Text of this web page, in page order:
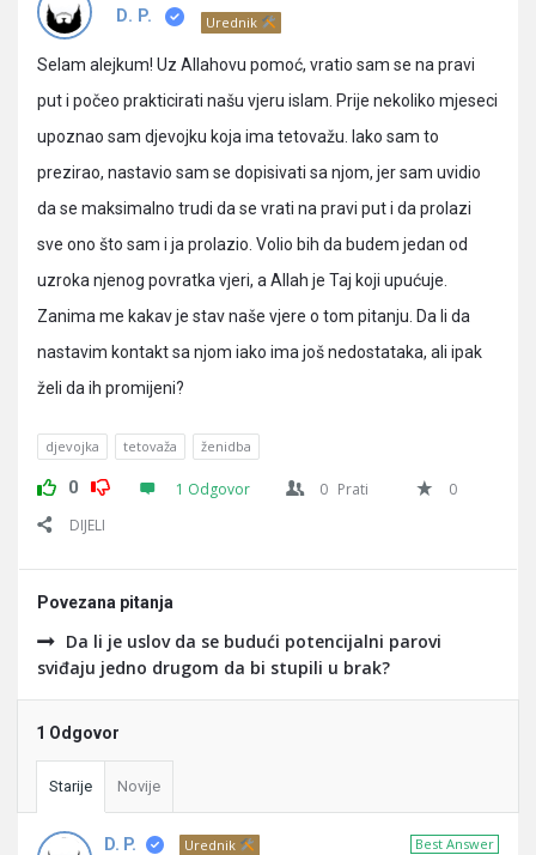
Pitanja
D. P. Urednik
Selam alejkum! Uz Allahovu pomoć, vratio sam se na pravi
put i počeo prakticirati našu vjeru islam. Prije nekoliko mjeseci
upoznao sam djevojku koja ima tetovažu. Iako sam to
prezirao, nastavio sam se dopisivati sa njom, jer sam uvidio
da se maksimalno trudi da se vrati na pravi put i da prolazi
sve ono što sam i ja prolazio. Volio bih da budem jedan od
uzroka njenog povratka vjeri, a Allah je Taj koji upućuje.
Zanima me kakav je stav naše vjere o tom pitanju. Da li da
nastavim kontakt sa njom iako ima još nedostataka, ali ipak
želi da ih promijeni?
djevojka tetovaža ženidba
0 1 Odgovor 0 Prati
0
DIJELI
Povezana pitanja
Da li je uslov da se budući potencijalni parovi
sviđaju jedno drugom da bi stupili u brak?
1 Odgovor
Starije Novije
Best Answer
D. P.
Urednik